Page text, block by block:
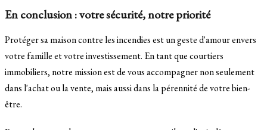
En conclusion : votre sécurité, notre priorité
Protéger sa maison contre les incendies est un geste d'amour envers
votre famille et votre investissement. En tant que courtiers
immobiliers, notre mission est de vous accompagner non seulement
dans l'achat ou la vente, mais aussi dans la pérennité de votre bien-
être.